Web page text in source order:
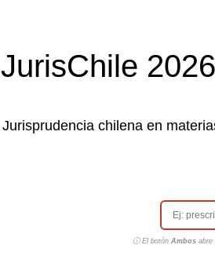
JurisChile 2026
Jurisprudencia chilena en
ⓘ El botón Ambosabre